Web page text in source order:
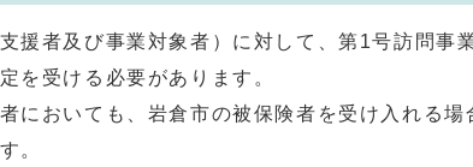
援者及び事業対象者）に対して、第1号訪問事
を受ける必要があります。
においても、岩倉市の被保険者を受け入れる場
。